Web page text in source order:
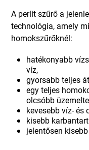
A perlit szűrő a
technológia, amely
homokszűrőknél:
hatékonyabb
víz,
gyorsabb teljes
egy teljes
olcsóbb
kevesebb víz- és
kisebb
jelentősen